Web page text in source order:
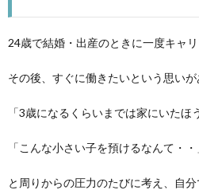
24歳で結婚・出産のときに一度キャリ
その後、すぐに働きたいという思い
「3歳になるくらいまでは家にいたほ
「こんな小さい子を預けるなんて・・
と周りからの圧力のたびに考え、自